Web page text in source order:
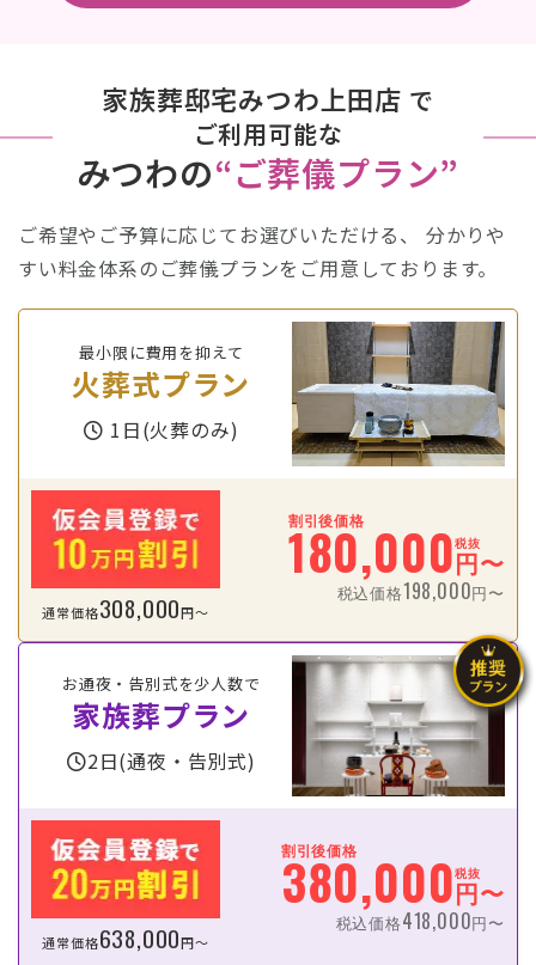
家族葬邸宅みつわ上田店 で
ご利用可能な
みつわの“ご葬儀プラン”
ご希望やご予算に応じてお選びいただける、
分かりや
すい料金体系のご葬儀プランをご用意しております。
最小限に費用を抑えて
火葬式プラン
1日(火葬のみ)
通常価格308,000円〜
割引後価格
180,000円〜
税抜
税込価格198,000円〜
お通夜・告別式を少人数で
家族葬プラン
2日(通夜・告別式)
通常価格638,000円〜
割引後価格
380,000円〜
税抜
税込価格418,000円〜